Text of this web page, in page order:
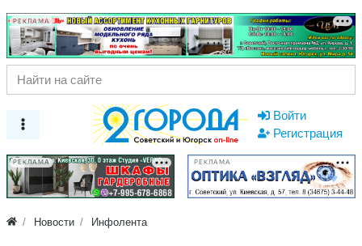
РЕКЛАМА
Войти
Регистрация
РЕКЛАМА РЕКЛАМА
Новости Инфолента